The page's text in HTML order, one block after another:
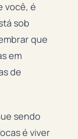
você, é
sob
que
em
de
sendo
é viver